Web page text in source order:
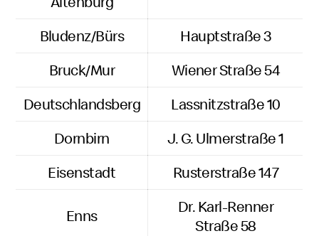
Bludenz/Bürs
Hauptstraße 3
Bruck/Mur
Wiener Straße 54
Deutschlandsberg
Lassnitzstraße 10
Dornbirn
J. G. Ulmerstraße 1
Eisenstadt
Rusterstraße 147
Enns
Dr. Karl-Renner
Straße 58